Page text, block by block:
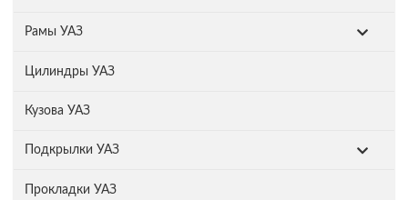
Рамы УАЗ
Цилиндры УАЗ
Кузова УАЗ
Подкрылки УАЗ
Прокладки УАЗ